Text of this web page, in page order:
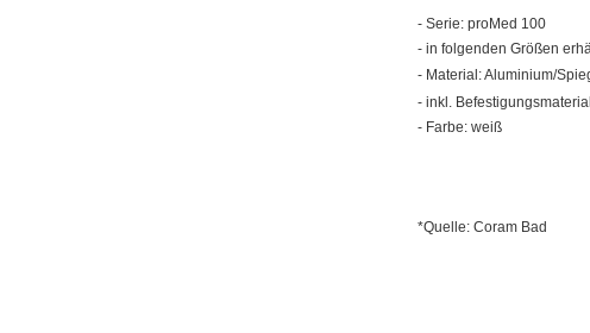
- Serie: proMed 100
- in folgenden Größen
- Material: Aluminium/
- inkl. Befestigungsmaterial
- Farbe: weiß
*Quelle: Coram Bad